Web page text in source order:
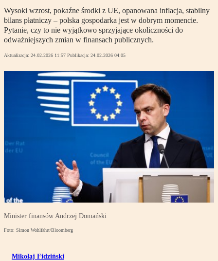
Wysoki wzrost, pokaźne środki z UE, opanowana inflacja, stabilny
bilans płatniczy – polska gospodarka jest w dobrym momencie.
Pytanie, czy to nie wyjątkowo sprzyjające okoliczności do
odważniejszych zmian w finansach publicznych.
Aktualizacja: 24.02.2026 11:57 Publikacja: 24.02.2026 04:05
Minister finansów Andrzej Domański
Foto: Simon Wohlfahrt/Bloomberg
Mikołaj Fidziński